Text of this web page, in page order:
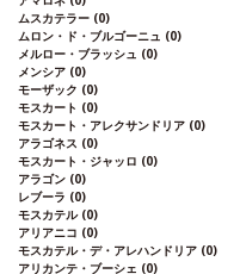
ムスカテラー (0)
ムロン・ド・ブルゴーニュ (0)
メルロー・ブラッシュ (0)
メンシア (0)
モーザック (0)
モスカート (0)
モスカート・アレクサンドリア (0)
アラゴネス (0)
モスカート・ジャッロ (0)
アラゴン (0)
レブーラ (0)
モスカテル (0)
アリアニコ (0)
モスカテル・デ・アレハンドリア (0)
アリカンテ・ブーシェ (0)